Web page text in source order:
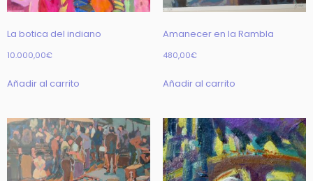
La botica del indiano
10.000,00€
Añadir al carrito
Amanecer en la Rambla
480,00€
Añadir al carrito